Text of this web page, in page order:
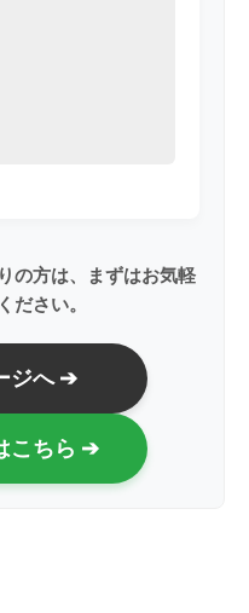
の方は、まずはお気軽
ださい。
ジへ ➔
こちら ➔